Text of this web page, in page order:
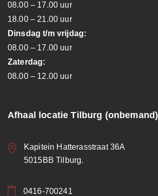
08.00 – 17.00 uur
18.00 – 21.00 uur
Dinsdag t/m vrijdag:
08.00 – 17.00 uur
Zaterdag:
08.00 – 12.00 uur
Afhaal locatie Tilburg (onbemand)
Kapitein Hatterasstraat 36A
5015BB Tilburg.
0416-700241